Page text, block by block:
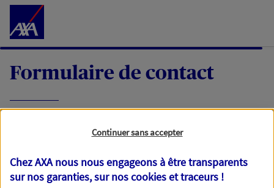
Accéder au Contenu
Formulaire de contact
demande, nous vous répondrons dans les
meilleurs délais par mail ou par téléphone.
Continuer sans accepter
Chez AXA nous nous engageons à être transparents
sur nos garanties, sur noscookies et traceurs !